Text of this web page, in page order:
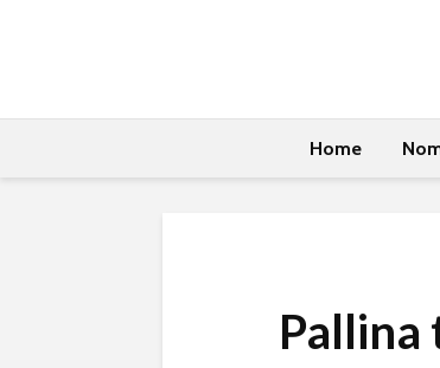
Home
Pallina